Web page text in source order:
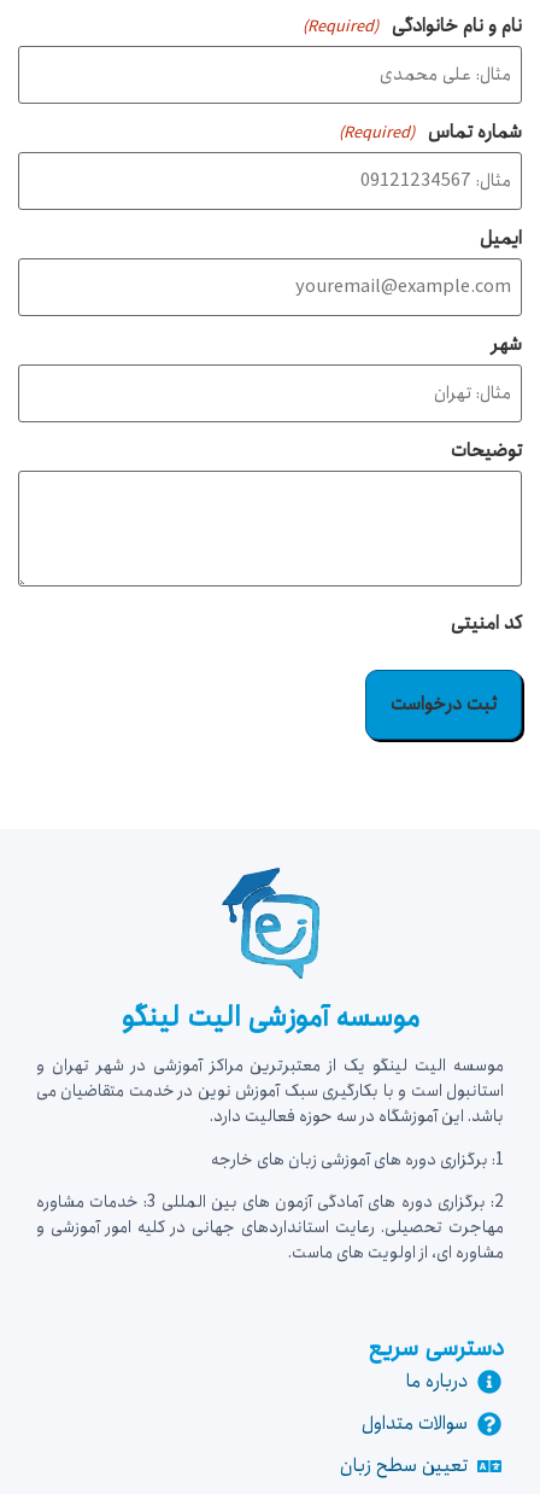
نام و نام خانوادگی (Required)
شماره تماس (Required)
ایمیل
شهر
توضیحات
کد امنیتی
موسسه آموزشی الیت لینگو
موسسه الیت لینگو یک از معتبرترین مراکز آموزشی در شهر تهران و
استانبول است و با بکارگیری سبک آموزش نوین در خدمت متقاضیان می
باشد. این آموزشگاه در سه حوزه فعالیت دارد.
1: برگزاری دوره های آموزشی زبان های خارجه
2: برگزاری دوره های آمادگی آزمون های بین المللی 3: خدمات مشاوره
مهاجرت تحصیلی. رعایت استانداردهای جهانی در کلیه امور آموزشی و
مشاوره ای، از اولویت های ماست.
دسترسی سریع
درباره ما
سوالات متداول
تعیین سطح زبان